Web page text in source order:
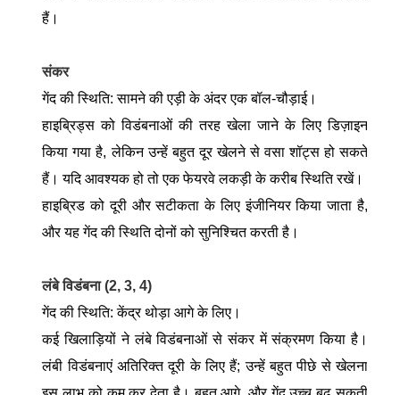
हैं।
संकर
गेंद की स्थिति: सामने की एड़ी के अंदर एक बॉल-चौड़ाई।
हाइब्रिड्स को विडंबनाओं की तरह खेला जाने के लिए डिज़ाइन
किया गया है, लेकिन उन्हें बहुत दूर खेलने से वसा शॉट्स हो सकते
हैं। यदि आवश्यक हो तो एक फेयरवे लकड़ी के करीब स्थिति रखें।
हाइब्रिड को दूरी और सटीकता के लिए इंजीनियर किया जाता है,
और यह गेंद की स्थिति दोनों को सुनिश्चित करती है।
लंबे विडंबना (2, 3, 4)
गेंद की स्थिति: केंद्र थोड़ा आगे के लिए।
कई खिलाड़ियों ने लंबे विडंबनाओं से संकर में संक्रमण किया है।
लंबी विडंबनाएं अतिरिक्त दूरी के लिए हैं; उन्हें बहुत पीछे से खेलना